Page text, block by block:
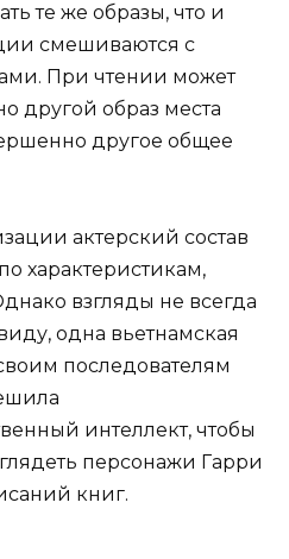
те же образы, что и
смешиваются с
При чтении может
другой образ места
другое общее
актерский состав
характеристикам,
взгляды не всегда
одна вьетнамская
последователям
интеллект, чтобы
персонажи Гарри
книг.